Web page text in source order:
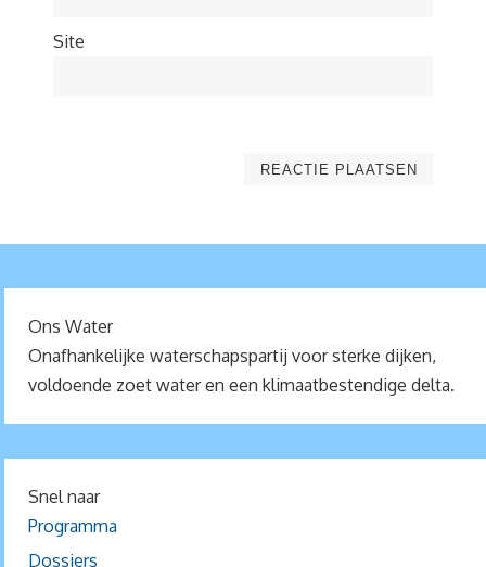
Site
Ons Water
Onafhankelijke waterschapspartij voor sterke dijken,
voldoende zoet water en een klimaatbestendige delta.
Snel naar
Programma
Dossiers